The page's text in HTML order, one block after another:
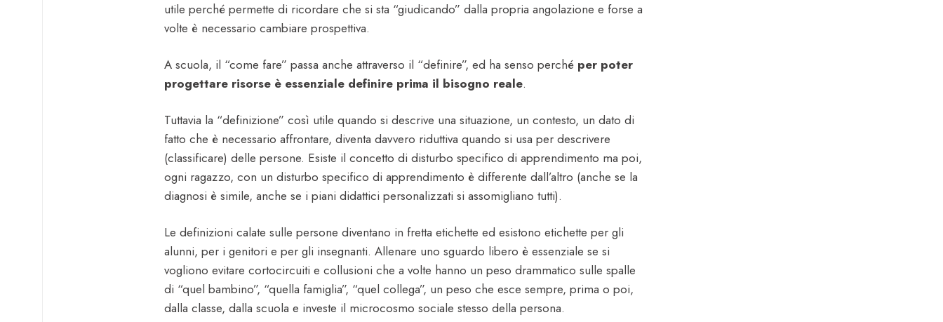
utile perché permette di ricordare che si sta “giudicando” dalla propria angolazione e forse a
volte è necessario cambiare prospettiva.
A scuola, il “come fare” passa anche attraverso il “definire”, ed ha senso perché per poter
progettare risorse è essenziale definire prima il bisogno reale.
Tuttavia la “definizione” così utile quando si descrive una situazione, un contesto, un dato di
fatto che è necessario affrontare, diventa davvero riduttiva quando si usa per descrivere
(classificare) delle persone. Esiste il concetto di disturbo specifico di apprendimento ma poi,
ogni ragazzo, con un disturbo specifico di apprendimento è differente dall’altro (anche se la
diagnosi è simile, anche se i piani didattici personalizzati si assomigliano tutti).
Le definizioni calate sulle persone diventano in fretta etichette ed esistono etichette per gli
alunni, per i genitori e per gli insegnanti. Allenare uno sguardo libero è essenziale se si
vogliono evitare cortocircuiti e collusioni che a volte hanno un peso drammatico sulle spalle
di “quel bambino”, “quella famiglia”, “quel collega”, un peso che esce sempre, prima o poi,
dalla classe, dalla scuola e investe il microcosmo sociale stesso della persona.